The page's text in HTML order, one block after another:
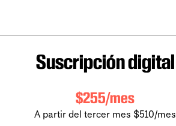
Suscripción digital
$255/mes
A partir del tercer mes $510/mes